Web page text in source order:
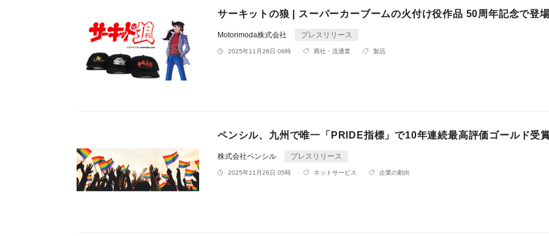
サーキットの狼 | スーパーカーブームの火付け役作品 50周年記念で登
Motorimoda株式会社 プレスリリース
2025年11月28日 08時 商社・流通業 製品
ペンシル、九州で唯一「PRIDE指標」で10年連続最高評価ゴールド受
株式会社ペンシル プレスリリース
2025年11月26日 05時 ネットサービス 企業の動向